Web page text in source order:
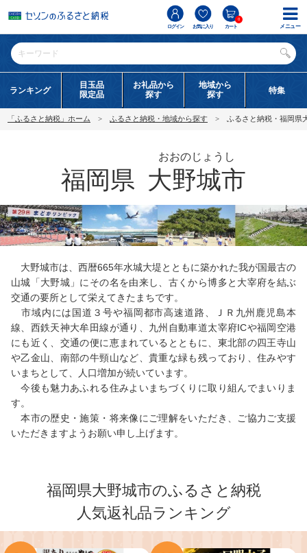
ログイン お気に入り カート
0
ランキング
目玉品
限定品
お礼品から
探す
地域から
探す
特集
「ふるさと納税」ホーム ふるさと納税・地域から探す ふるさと納税・福岡県
福岡県 大野城市
おおのじょうし
大野城市は、西暦665年水城大堤とともに築かれた我が国最古の
山城「大野城」にその名を由来し、古くから博多と大宰府を結ぶ
交通の要所として栄えてきたまちです。
市域内には国道３号や福岡都市高速道路、ＪＲ九州鹿児島本
線、西鉄天神大牟田線が通り、九州自動車道太宰府ICや福岡空港
にも近く、交通の便に恵まれているとともに、東北部の四王寺山
や乙金山、南部の牛頸山など、貴重な緑も残っており、住みやす
いまちとして、人口増加が続いています。
今後も魅力あふれる住みよいまちづくりに取り組んでまいりま
す。
本市の歴史・施策・将来像にご理解をいただき、ご協力ご支援
いただきますようお願い申し上げます。
福岡県大野城市のふるさと納税
人気返礼品ランキング
メニュー